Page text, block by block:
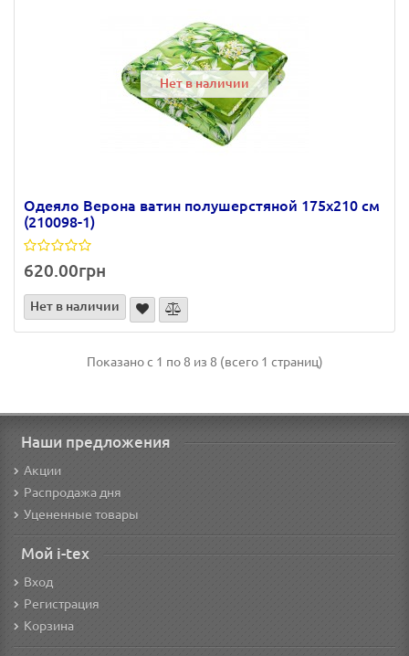
Нет в наличии
Одеяло Верона ватин полушерстяной 175х210 см
(210098-1)
620.00грн
Нет в наличии
Показано с 1 по 8 из 8 (всего 1 страниц)
Наши предложения
Акции
Распродажа дня
Уцененные товары
Мой i-tex
Вход
Регистрация
Корзина